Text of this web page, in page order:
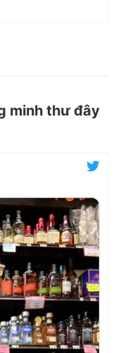
minh thư đây